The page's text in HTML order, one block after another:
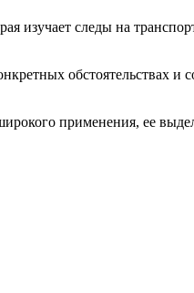
изучает следы на
обстоятельствах
применения, ее